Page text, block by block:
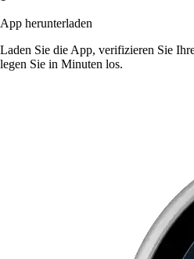
App herunterladen
Laden Sie die App, verifizieren Sie
legen Sie in Minuten los.